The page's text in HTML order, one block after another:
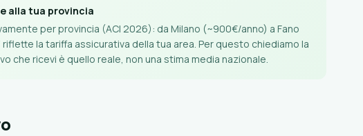
alla tua provincia
per provincia (ACI 2026): da Milano (~900€/anno) a Fano
la tariffa assicurativa della tua area. Per questo chiediamo la
che ricevi è quello reale, non una stima media nazionale.